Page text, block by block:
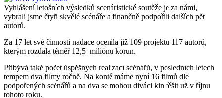
Vyhlášení letošních výsledků scenáristické soutěže je za námi,
vybrali jsme čtyři skvělé scénáře a finančně podpořili dalších pět
autorů.
Za 17 let své činnosti nadace ocenila již 109 projektů 117 autorů,
kterým rozdala téměř 12,5 miliónu korun.
Přibývá také počet úspěšných realizací scénářů, v posledních letech
tempem dva filmy ročně. Na kontě máme nyní 16 filmů dle
podpořených scénářů a na dva se mohou diváci kin těšit už v říjnu
tohoto roku.